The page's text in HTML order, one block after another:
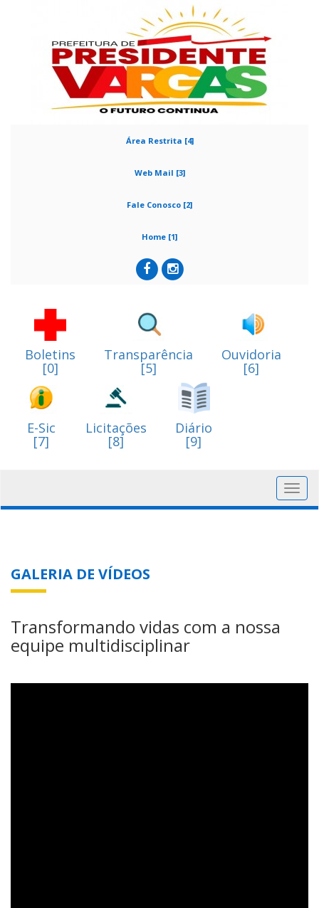
Área Restrita [4]
Web Mail [3]
Fale Conosco [2]
Home [1]
Boletins
[0]
Transparência
[5]
Ouvidoria
[6]
E-Sic
[7]
Licitações
[8]
Diário
[9]
GALERIA DE VÍDEOS
Transformando vidas com a nossa
equipe multidisciplinar